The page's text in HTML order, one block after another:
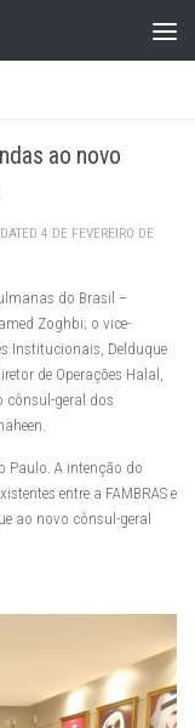
ao novo
4 DE FEVEREIRO DE
do Brasil –
Zoghbi; o vice-
Institucionais, Delduque
de Operações Halal,
cônsul-geral dos
Paulo. A intenção do
entre a FAMBRAS e
ao novo cônsul-geral